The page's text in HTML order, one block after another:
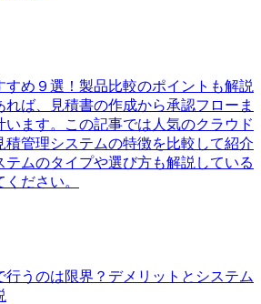
すめ９選！製品比較のポイントも解説
れば、見積書の作成から承認フローま
います。この記事では人気のクラウド
積管理システムの特徴を比較して紹介
テムのタイプや選び方も解説している
ださい。
行うのは限界？デメリットとシステム